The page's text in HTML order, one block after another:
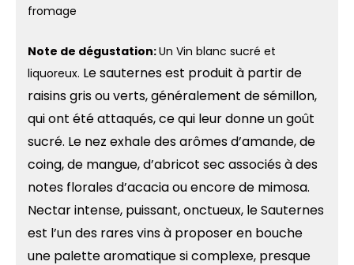
fromage
Note de dégustation:Un Vin blanc sucré et
liquoreux. Le sauternes est produit à partir de
raisins gris ou verts, généralement de sémillon,
qui ont été attaqués, ce qui leur donne un goût
sucré. Le nez exhale des arômes d’amande, de
coing, de mangue, d’abricot sec associés à des
notes florales d’acacia ou encore de mimosa.
Nectar intense, puissant, onctueux, le Sauternes
est l’un des rares vins à proposer en bouche
une palette aromatique si complexe, presque